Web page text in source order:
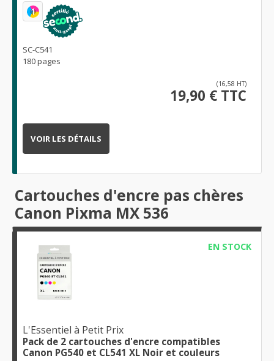
1
SC-C541
180 pages
(16,58 HT)
19,90 € TTC
VOIR LES DÉTAILS
Cartouches d'encre pas chères
Canon Pixma MX 536
EN STOCK
L'Essentiel à Petit Prix
Pack de 2 cartouches d'encre compatibles
Canon PG540 et CL541 XL Noir et couleurs